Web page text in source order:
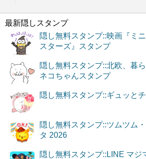
最新隠しスタンプ
隠し無料スタンプ::映画『ミ
スターズ』スタンプ
隠し無料スタンプ::北欧、暮
ネコちゃんスタンプ
隠し無料スタンプ::ギュッと
隠し無料スタンプ::ツムツム
タ 2026
隠し無料スタンプ::LINE マジ